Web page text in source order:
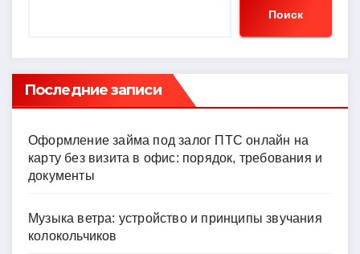
Поиск
Последние записи
Оформление займа под залог ПТС онлайн на
карту без визита в офис: порядок, требования и
документы
Музыка ветра: устройство и принципы звучания
колокольчиков